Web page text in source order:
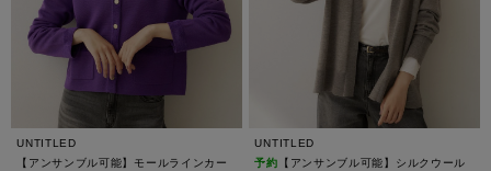
UNTITLED
【アンサンブル可能】モールラインカー
UNTITLED
予約 【アンサンブル可能】シルクウール